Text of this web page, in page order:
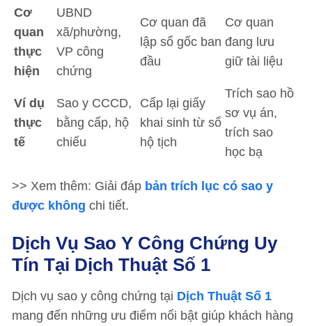
Cơ
quan
thực
hiện
UBND
xã/phường,
VP công
chứng
Cơ quan đã
lập sổ gốc ban
đầu
Cơ quan
đang lưu
giữ tài liệu
Ví dụ
thực
tế
Sao y CCCD,
bằng cấp, hộ
chiếu
Cấp lại giấy
khai sinh từ sổ
hộ tịch
Trích sao hồ
sơ vụ án,
trích sao
học bạ
>> Xem thêm: Giải đáp bản trích lục có sao y
được không chi tiết.
Dịch Vụ Sao Y Công Chứng Uy
Tín Tại Dịch Thuật Số 1
Dịch vụ sao y công chứng tại Dịch Thuật Số 1
mang đến những ưu điểm nổi bật giúp khách hàng